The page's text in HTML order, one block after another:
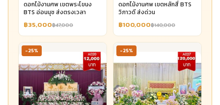
ดอกไม้งานศพ เขตพระโขนง
BTS อ่อนนุช ส่งตรงเวลา
฿35,000฿47,000
ดอกไม้งานศพ เขตหลักสี่ BTS
วิภาวดี ส่งด่วน
฿100,000฿140,000
-25% -25%